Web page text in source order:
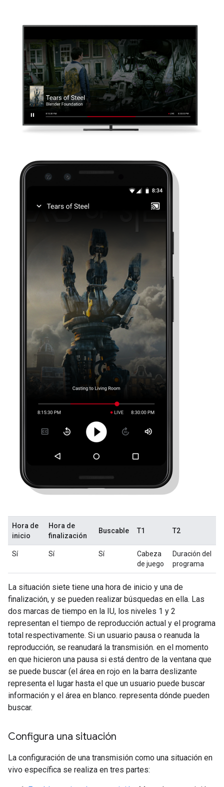
Hora de
inicio
Hora de
finalización
Buscable T1 T2
Sí Sí Sí
Cabeza
de juego
Duración del
programa
La situación siete tiene una hora de inicio y una de
finalización, y se pueden realizar búsquedas en ella. Las
dos marcas de tiempo en la IU, los niveles 1 y 2
representan el tiempo de reproducción actual y el programa
total respectivamente. Si un usuario pausa o reanuda la
reproducción, se reanudará la transmisión. en el momento
en que hicieron una pausa si está dentro de la ventana que
se puede buscar (el área en rojo en la barra deslizante
representa el lugar hasta el que un usuario puede buscar
información y el área en blanco. representa dónde pueden
buscar.
Configura una situación
La configuración de una transmisión como una situación en
vivo específica se realiza en tres partes: